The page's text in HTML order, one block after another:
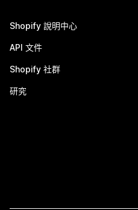
Shopify 說明中心
API 文件
Shopify 社群
研究